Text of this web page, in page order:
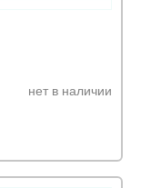
нет в наличии